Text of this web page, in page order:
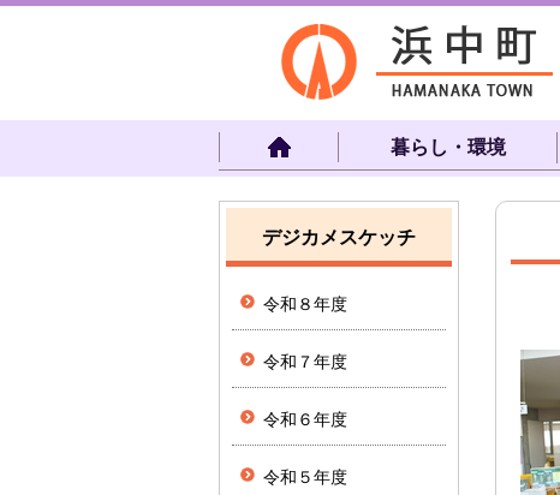
暮らし・環境
デジカメスケッチ
令和８年度
令和７年度
令和６年度
令和５年度